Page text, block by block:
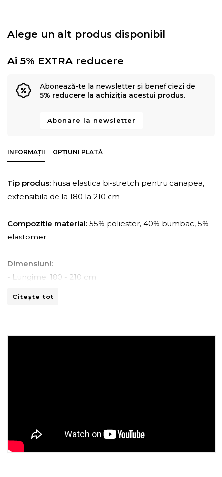
Alege un alt produs disponibil
Ai 5% EXTRA reducere
Abonează-te la newsletter și beneficiezi de
5% reducere la achiziția acestui produs.
Abonare la newsletter
INFORMAȚII OPȚIUNI PLATĂ
Tip produs: husa elastica bi-stretch pentru canapea,
extensibila de la 180 la 210 cm
Compozitie material: 55% poliester, 40% bumbac, 5%
elastomer
Dimensiuni:
- Lungime: 180 - 210 cm
- Inaltime: 80 -110 cm
solare.
- Evitati contactul direct cu benzi de fixare automata
Citește tot